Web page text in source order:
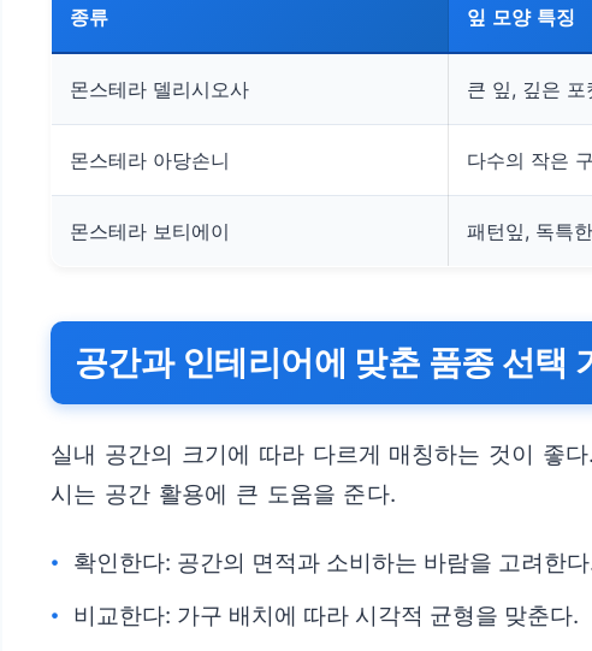
종류 잎 모양 특징
몬스테라 델리시오사 큰 잎, 깊은 포
몬스테라 아당손니 다수의 작은
몬스테라 보티에이 패턴잎, 독특
공간과 인테리어에 맞춘 품종 선택
실내 공간의 크기에 따라 다르게 매칭하는 것이 좋
시는 공간 활용에 큰 도움을 준다.
확인한다: 공간의 면적과 소비하는 바람을 고려한
비교한다: 가구 배치에 따라 시각적 균형을 맞춘다.